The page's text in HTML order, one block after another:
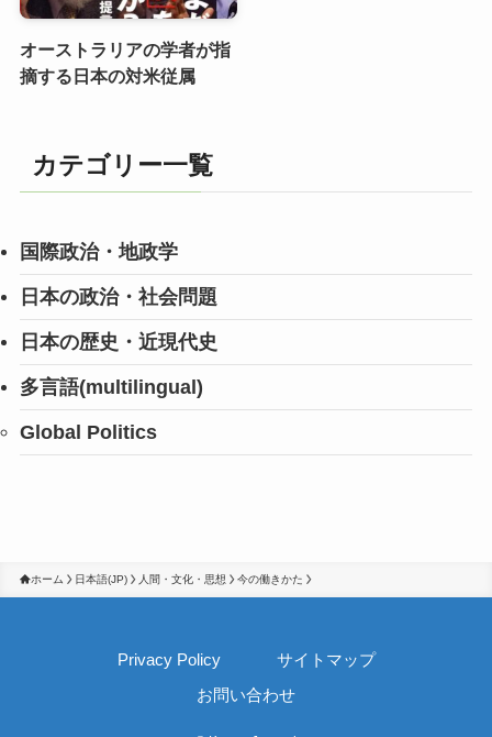
オーストラリアの学者が指
摘する日本の対米従属
カテゴリー一覧
国際政治・地政学
日本の政治・社会問題
日本の歴史・近現代史
多言語(multilingual)
Global Politics
ホーム 日本語(JP) 人間・文化・思想 今の働きかた
Privacy Policy
サイトマップ
お問い合わせ